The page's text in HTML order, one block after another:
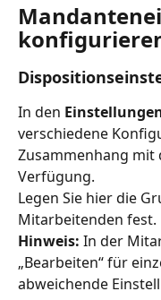
In den
verschiedene
Zusammenhang
Verfügung.
Legen Sie hier die
Mitarbeitenden fest.
Hinweis: In der
„Bearbeiten“ für
abweichende